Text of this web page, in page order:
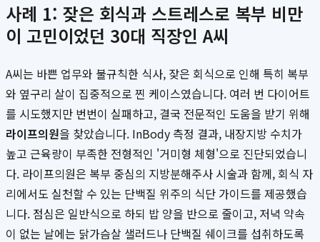
사례 1: 잦은 회식과 스트레스로 복부 비만
이 고민이었던 30대 직장인 A씨
A씨는 바쁜 업무와 불규칙한 식사, 잦은 회식으로 인해 특히 복부
와 옆구리 살이 집중적으로 찐 케이스였습니다. 여러 번 다이어트
를 시도했지만 번번이 실패하고, 결국 전문적인 도움을 받기 위해
라이프의원을 찾았습니다. InBody 측정 결과, 내장지방 수치가
높고 근육량이 부족한 전형적인 '거미형 체형'으로 진단되었습니
다. 라이프의원은 복부 중심의 지방분해주사 시술과 함께, 회식 자
리에서도 실천할 수 있는 단백질 위주의 식단 가이드를 제공했습
니다. 점심은 일반식으로 하되 밥 양을 반으로 줄이고, 저녁 약속
이 없는 날에는 닭가슴살 샐러드나 단백질 쉐이크를 섭취하도록